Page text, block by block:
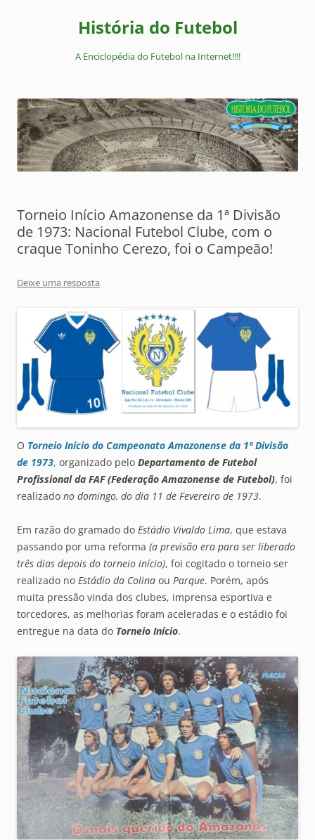
História do Futebol
A Enciclopédia do Futebol na Internet!!!!
Torneio Início Amazonense da 1ª Divisão
de 1973: Nacional Futebol Clube, com o
craque Toninho Cerezo, foi o Campeão!
Deixe uma resposta
O Torneio Início do Campeonato Amazonense da 1ª Divisão
de 1973, organizado pelo Departamento de Futebol
Profissional da FAF (Federação Amazonense de Futebol), foi
realizado no domingo, do dia 11 de Fevereiro de 1973.
Em razão do gramado do Estádio Vivaldo Lima, que estava
passando por uma reforma (a previsão era para ser liberado
três dias depois do torneio início), foi cogitado o torneio ser
realizado no Estádio da Colina ou Parque. Porém, após
muita pressão vinda dos clubes, imprensa esportiva e
torcedores, as melhorias foram aceleradas e o estádio foi
entregue na data do Torneio Início.